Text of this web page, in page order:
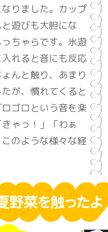
りました。カップ
遊びも大胆にな
ちゃらです。氷遊
れると音にも反応
んと触り、あまり
が、慣れてくると
ゴロという音を楽
ゃっ！」「わぁ
のような様々な経